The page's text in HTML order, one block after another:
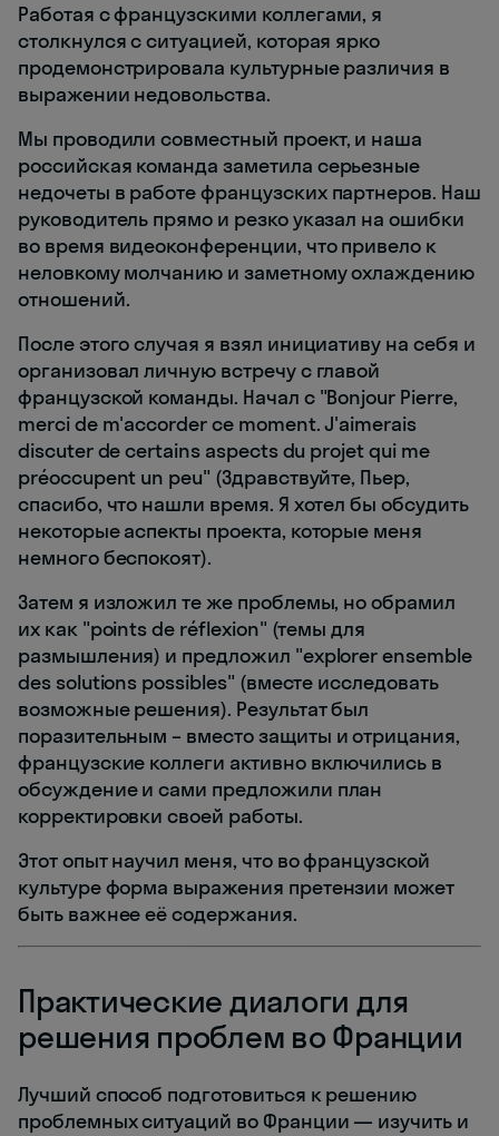
Работая с французскими коллегами, я
столкнулся с ситуацией, которая ярко
продемонстрировала культурные различия в
выражении недовольства.
Мы проводили совместный проект, и наша
российская команда заметила серьезные
недочеты в работе французских партнеров. Наш
руководитель прямо и резко указал на ошибки
во время видеоконференции, что привело к
неловкому молчанию и заметному охлаждению
отношений.
После этого случая я взял инициативу на себя и
организовал личную встречу с главой
французской команды. Начал с "Bonjour Pierre,
merci de m'accorder ce moment. J'aimerais
discuter de certains aspects du projet qui me
préoccupent un peu" (Здравствуйте, Пьер,
спасибо, что нашли время. Я хотел бы обсудить
некоторые аспекты проекта, которые меня
немного беспокоят).
Затем я изложил те же проблемы, но обрамил
их как "points de réflexion" (темы для
размышления) и предложил "explorer ensemble
des solutions possibles" (вместе исследовать
возможные решения). Результат был
поразительным – вместо защиты и отрицания,
французские коллеги активно включились в
обсуждение и сами предложили план
корректировки своей работы.
Этот опыт научил меня, что во французской
культуре форма выражения претензии может
быть важнее её содержания.
Практические диалоги для
решения проблем во Франции
Лучший способ подготовиться к решению
проблемных ситуаций во Франции — изучить и